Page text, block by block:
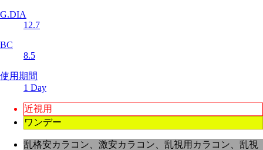
G.DIA
12.7
BC
8.5
使用期間
1 Day
近視用
ワンデー
乱格安カラコン、激安カラコン、乱視用カラコン、乱視